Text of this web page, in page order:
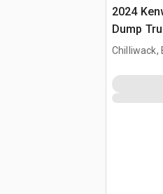
2024
Dump
Chilliwack,